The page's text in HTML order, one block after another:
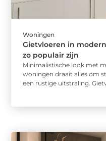
Woningen
Gietvloeren in
zo populair zijn
Minimalistische look met
woningen draait alles om
een rustige uitstraling.